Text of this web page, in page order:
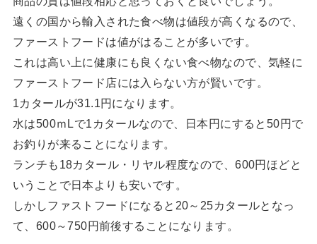
遠くの国から輸入された食べ物は値段が高くなるので、
ファーストフードは値がはることが多いです。
これは高い上に健康にも良くない食べ物なので、気軽に
ファーストフード店には入らない方が賢いです。
1カタールが31.1円になります。
水は500ｍLで1カタールなので、日本円にすると50円で
お釣りが来ることになります。
ランチも18カタール・リヤル程度なので、600円ほどと
いうことで日本よりも安いです。
しかしファストフードになると20～25カタールとなっ
て、600～750円前後することになります。